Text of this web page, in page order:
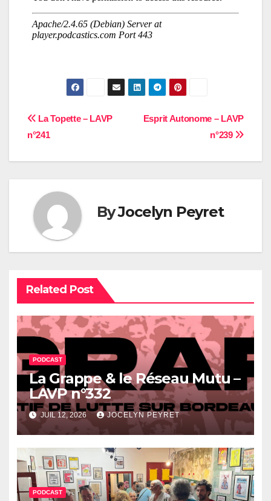
Navigation
Esprit Autonome – LAVP
n°239
La Topette – LAVP
n°241
ByJocelyn Peyret
Related Post
PODCAST
La Grappe & le Réseau Mutu –
LAVP n°332
JUIL 12, 2026 JOCELYN PEYRET
PODCAST